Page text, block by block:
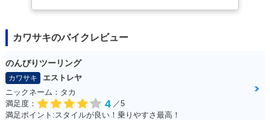
カワサキのバイクレビュー
のんびりツーリング
カワサキ
エストレヤ
ニックネーム：タカ
満足度：
4 ／5
満足ポイント:スタイルが良い！乗りやすさ最高！